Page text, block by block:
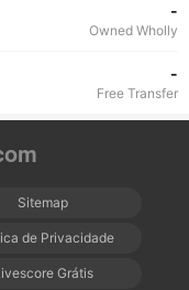
-
Owned Wholly
-
Free Transfer
Sitemap
de Privacidade
Grátis